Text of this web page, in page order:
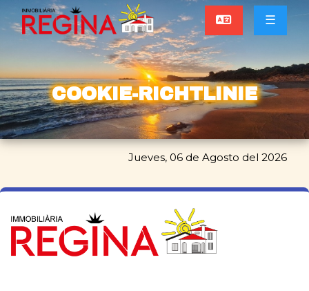
COOKIE-RICHTLINIE
☰
Jueves, 06 de Agosto del 2026